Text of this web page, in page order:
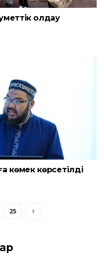
қолдау
көмек көрсетілді
25